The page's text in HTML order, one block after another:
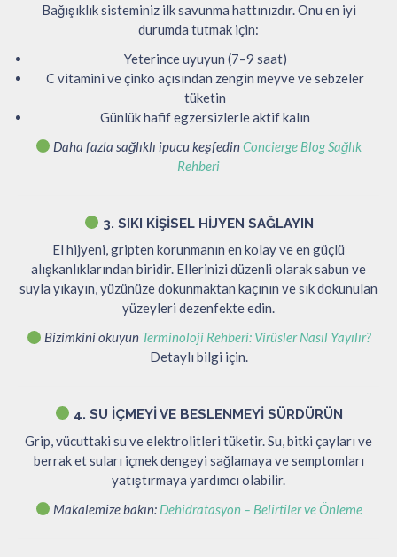
Bağışıklık sisteminiz ilk savunma hattınızdır. Onu en iyi
durumda tutmak için:
Yeterince uyuyun (7–9 saat)
C vitamini ve çinko açısından zengin meyve ve sebzeler
tüketin
Günlük hafif egzersizlerle aktif kalın
Daha fazla sağlıklı ipucu keşfedinConcierge Blog Sağlık
Rehberi
3. SIKI KIŞISEL HIJYEN SAĞLAYIN
El hijyeni, gripten korunmanın en kolay ve en güçlü
alışkanlıklarından biridir. Ellerinizi düzenli olarak sabun ve
suyla yıkayın, yüzünüze dokunmaktan kaçının ve sık dokunulan
yüzeyleri dezenfekte edin.
Bizimkini okuyun Terminoloji Rehberi: Virüsler Nasıl Yayılır?
Detaylı bilgi için.
4. SU İÇMEYI VE BESLENMEYI SÜRDÜRÜN
Grip, vücuttaki su ve elektrolitleri tüketir. Su, bitki çayları ve
berrak et suları içmek dengeyi sağlamaya ve semptomları
yatıştırmaya yardımcı olabilir.
Makalemize bakın: Dehidratasyon – Belirtiler ve Önleme